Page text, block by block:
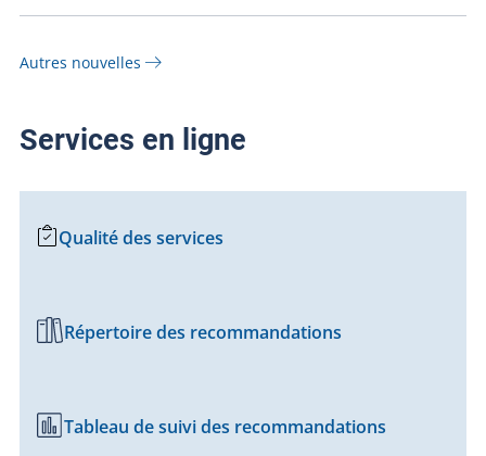
Autres nouvelles
Services en ligne
Qualité des services
Répertoire des recommandations
Tableau de suivi des recommandations